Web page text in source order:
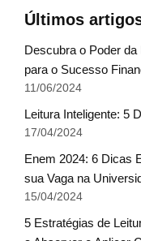
Últimos
Descubra o Poder
para o Sucesso
11/06/2024
Leitura Inteligente: 5
17/04/2024
Enem 2024: 6 Dicas
sua Vaga na
15/04/2024
5 Estratégias de